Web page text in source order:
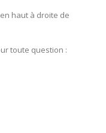
haut à droite de
toute question :